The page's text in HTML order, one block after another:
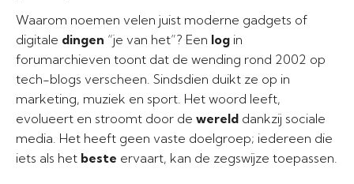
Waarom noemen velen juist moderne gadgets of
digitale dingen “je van het”? Een log in
forumarchieven toont dat de wending rond 2002 op
tech-blogs verscheen. Sindsdien duikt ze op in
marketing, muziek en sport. Het woord leeft,
evolueert en stroomt door de wereld dankzij sociale
media. Het heeft geen vaste doelgroep; iedereen die
iets als het beste ervaart, kan de zegswijze toepassen.